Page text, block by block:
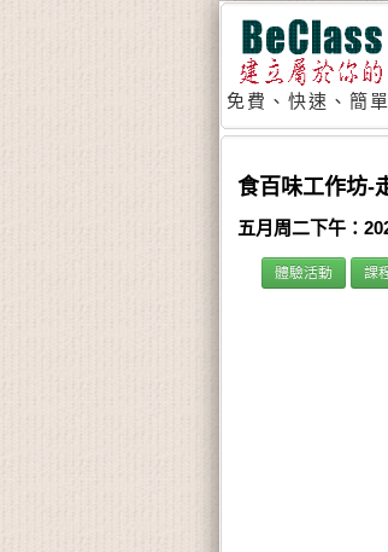
免費、快速、簡
食百味工作坊-
五月周二下午：
體驗活動 課